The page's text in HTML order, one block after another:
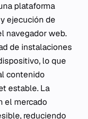
plataforma
ejecución de
navegador web.
de instalaciones
lo que
contenido
estable. La
el mercado
reduciendo